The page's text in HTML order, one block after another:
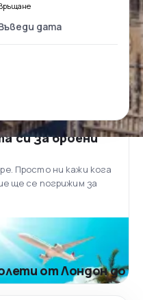
си за броени
Просто ни кажи кога
ще се погрижим за
от Лондон до